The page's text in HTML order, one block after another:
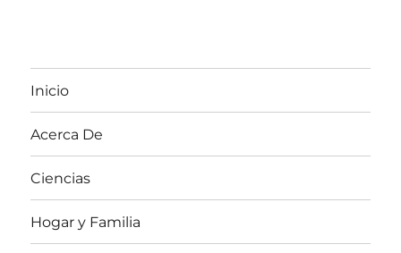
Inicio
Acerca De
Ciencias
Hogar y Familia